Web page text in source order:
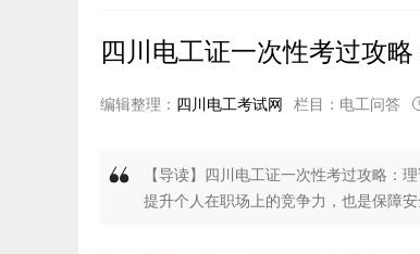
四川电工证一次性考过攻
编辑整理： 四川电工考试网 栏目： 电工问答
【导读】四川电工证一次性考过攻略：
提升个人在职场上的竞争力，也是保障